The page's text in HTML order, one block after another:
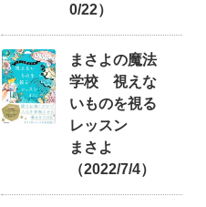
0/22）
まさよの魔法
学校 視えな
いものを視る
レッスン
まさよ
（2022/7/4）